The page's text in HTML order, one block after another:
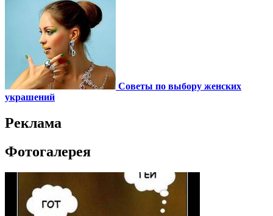
Советы по выбору женских
украшений
Реклама
Фотогалерея